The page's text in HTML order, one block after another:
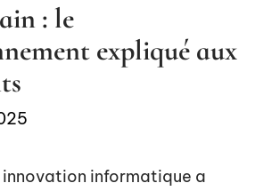
: le
expliqué aux
innovation informatique a